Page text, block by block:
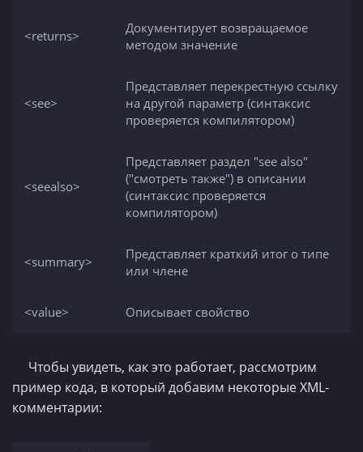
<returns>
Документирует возвращаемое
методом значение
<see>
Представляет перекрестную ссылку
на другой параметр (синтаксис
проверяется компилятором)
<seealso>
Представляет раздел "see also"
("смотреть также") в описании
(синтаксис проверяется
компилятором)
<summary>
Представляет краткий итог о типе
или члене
<value> Описывает свойство
Чтобы увидеть, как это работает, рассмотрим
пример кода, в который добавим некоторые XML-
комментарии: